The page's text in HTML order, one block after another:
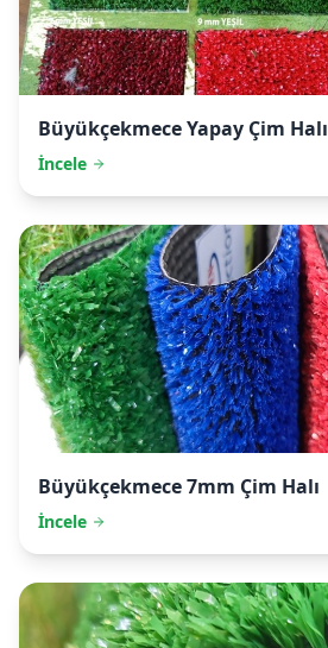
BüyükçekmeceYapay Çim Halı
İncele
Büyükçekmece7mm Çim Halı
İncele